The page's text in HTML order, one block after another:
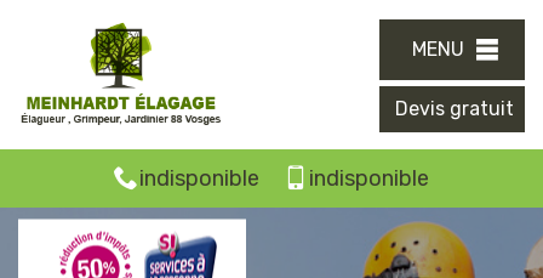
MENU
Devis gratuit
indisponible indisponible